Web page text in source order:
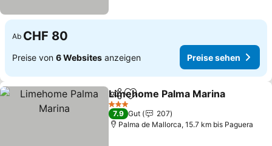
Ab CHF 80
Preise von 6 Websites anzeigen Preise sehen
TeilenZu Favoriten hinzufügen
Limehome Palma Marina
3 Sterne
7.9 Gut
207
Palma de Mallorca, 15.7 km bis Paguera